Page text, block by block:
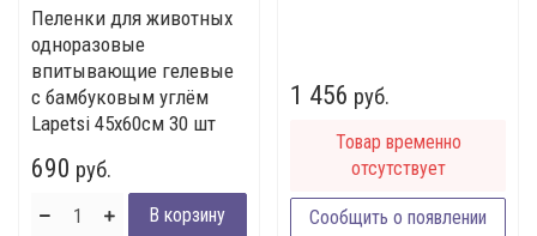
Пеленки для животных
одноразовые
впитывающие гелевые
с бамбуковым углём
Lapetsi 45х60см 30 шт
690 руб.
1 456 руб.
Товар временно
отсутствует
Сообщить о появлении